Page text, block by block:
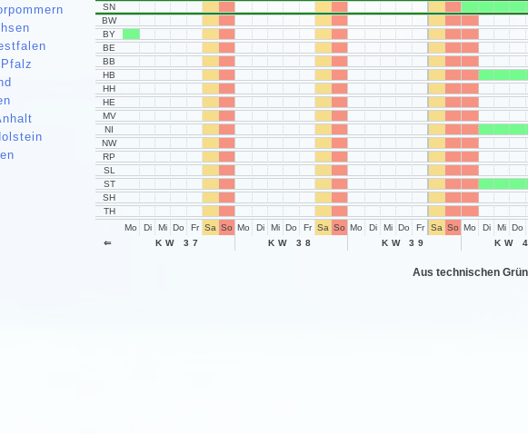
Mo Di Mi Do Fr Sa So Mo Di Mi Do Fr Sa So Mo Di Mi Do Fr Sa So Mo Di Mi Do
KW 37
KW 38 KW 39 KW
SN
BW
BY
BE
BB
HB
HH
HE
MV
NI
NW
RP
SL
ST
SH
TH
⇐
Aus technischen